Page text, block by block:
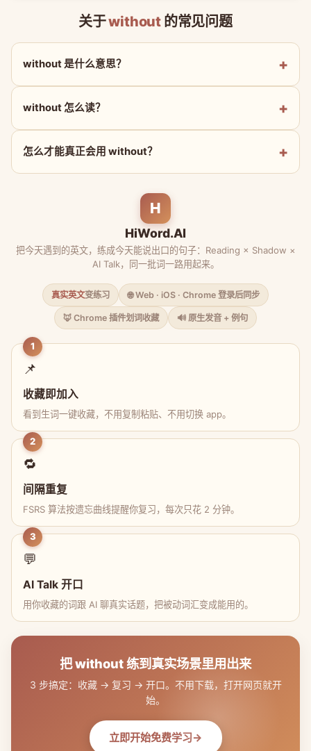
关于without 的常见问题
without 是什么意思？
without 怎么读？
怎么才能真正会用 without？
H
HiWord.AI
把今天遇到的英文，练成今天能说出口的句子：Reading × Shadow ×
AI Talk，同一批词一路用起来。
真实英文变练习 🌐 Web · iOS · Chrome 登录后同步
🦊 Chrome 插件划词收藏 🔊 原生发音 + 例句
1
📌
收藏即加入
看到生词一键收藏，不用复制粘贴、不用切换 app。
2
🔁
间隔重复
FSRS 算法按遗忘曲线提醒你复习，每次只花 2 分钟。
3
💬
AI Talk 开口
用你收藏的词跟 AI 聊真实话题，把被动词汇变成能用的。
把 without 练到真实场景里用出来
3 步搞定：收藏 → 复习 → 开口。不用下载，打开网页就开
始。
立即开始免费学习